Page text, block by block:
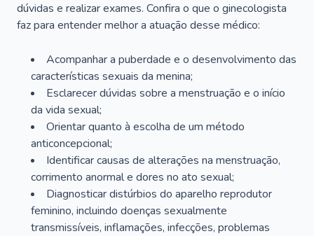
dúvidas e realizar exames. Confira o que o ginecologista
faz para entender melhor a atuação desse médico:
Acompanhar a puberdade e o desenvolvimento das
características sexuais da menina;
Esclarecer dúvidas sobre a menstruação e o início
da vida sexual;
Orientar quanto à escolha de um método
anticoncepcional;
Identificar causas de alterações na menstruação,
corrimento anormal e dores no ato sexual;
Diagnosticar distúrbios do aparelho reprodutor
feminino, incluindo doenças sexualmente
transmissíveis, inflamações, infecções, problemas